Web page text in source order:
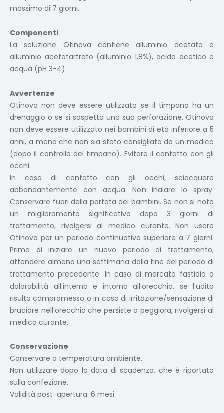
massimo di 7 giorni.
Componenti
La soluzione Otinova contiene alluminio acetato e
alluminio acetotartrato (alluminio 1,8%), acido acetico e
acqua (pH 3-4).
Avvertenze
Otinova non deve essere utilizzato se il timpano ha un
drenaggio o se si sospetta una sua perforazione. Otinova
non deve essere utilizzato nei bambini di età inferiore a 5
anni, a meno che non sia stato consigliato da un medico
(dopo il controllo del timpano). Evitare il contatto con gli
occhi.
In caso di contatto con gli occhi, sciacquare
abbondantemente con acqua. Non inalare lo spray.
Conservare fuori dalla portata dei bambini. Se non si nota
un miglioramento significativo dopo 3 giorni di
trattamento, rivolgersi al medico curante. Non usare
Otinova per un periodo continuativo superiore a 7 giorni.
Prima di iniziare un nuovo periodo di trattamento,
attendere almeno una settimana dalla fine del periodo di
trattamento precedente. In caso di marcato fastidio o
dolorabilità all’interno e intorno all’orecchio, se l’udito
risulta compromesso o in caso di irritazione/sensazione di
bruciore nell’orecchio che persiste o peggiora, rivolgersi al
medico curante.
Conservazione
Conservare a temperatura ambiente.
Non utilizzare dopo la data di scadenza, che è riportata
sulla confezione.
Validità post-apertura: 6 mesi.